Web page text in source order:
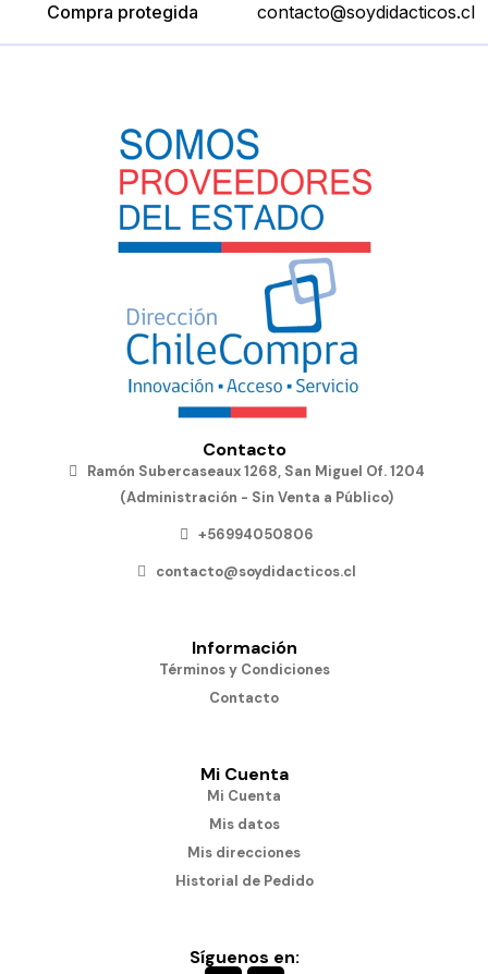
Compra protegida contacto@soydidacticos.cl
Contacto
Ramón Subercaseaux 1268, San Miguel Of. 1204
(Administración - Sin Venta a Público)
+56994050806
contacto@soydidacticos.cl
Información
Términos y Condiciones
Contacto
Mi Cuenta
Mi Cuenta
Mis datos
Mis direcciones
Historial de Pedido
Síguenos en: